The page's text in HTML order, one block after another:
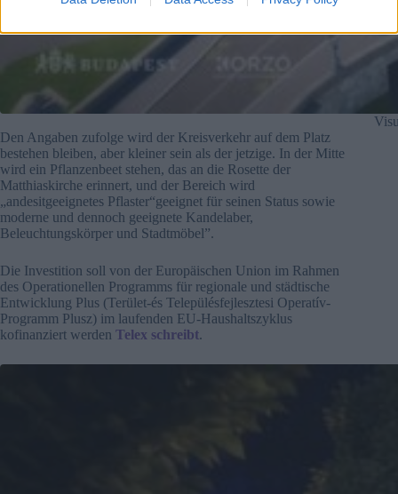
Den Angaben zufolge wird der Kreisverkehr auf dem Platz
bestehen bleiben, aber kleiner sein als der jetzige. In der Mitte
wird ein Pflanzenbeet stehen, das an die Rosette der
Matthiaskirche erinnert, und der Bereich wird
„andesitgeeignetes Pflaster“geeignet für seinen Status sowie
moderne und dennoch geeignete Kandelaber,
Beleuchtungskörper und Stadtmöbel”.
Die Investition soll von der Europäischen Union im Rahmen
des Operationellen Programms für regionale und städtische
Entwicklung Plus (Terület-és Településfejlesztesi Operatív-
Programm Plusz) im laufenden EU-Haushaltszyklus
kofinanziert werden Telex schreibt.